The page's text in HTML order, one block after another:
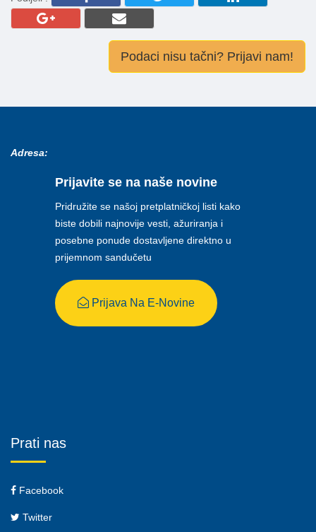
Podaci nisu tačni? Prijavi nam!
Adresa:
Prijavite se na naše novine
Pridružite se našoj pretplatničkoj listi kako
biste dobili najnovije vesti, ažuriranja i
posebne ponude dostavljene direktno u
prijemnom sandučetu
Prijava Na E-Novine
Prati nas
Facebook
Twitter